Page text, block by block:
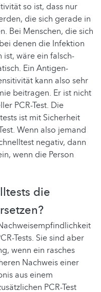
so ist, dass nur
die sich gerade in
Bei Menschen, die sich
denen die Infektion
wäre ein falsch-
Ein Antigen-
kann also sehr
beitragen. Er ist nicht
PCR-Test. Die
ist mit Sicherheit
Wenn also jemand
negativ, dann
wenn die Person
die
Tests. Sie sind aber
wenn ein rasches
Nachweis einer
aus einem
PCR-Test